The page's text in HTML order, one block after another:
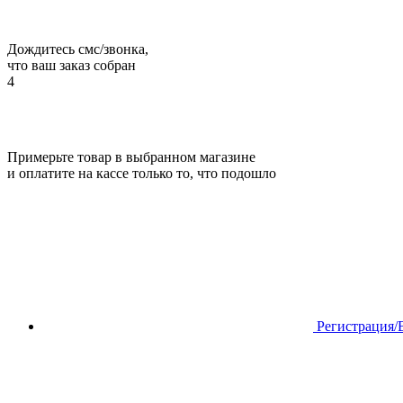
Дождитесь смс/звонка,
что ваш заказ собран
4
Примерьте товар в выбранном магазине
и оплатите на кассе только то, что подошло
Регистрация/